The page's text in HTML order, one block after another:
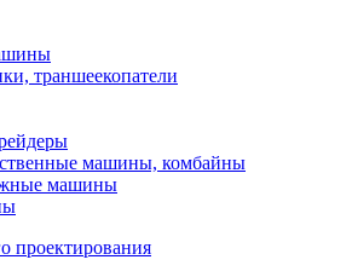
траншеекопатели
машины, комбайны
машины
проектирования